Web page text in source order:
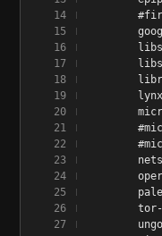
        lynx